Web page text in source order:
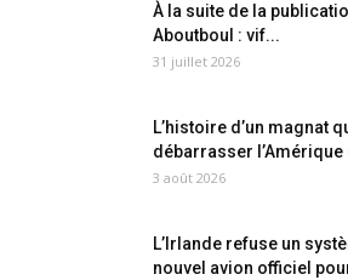
À la suite de la
Aboutboul : vif...
31 juillet 2026
L’histoire d’un magnat
débarrasser
3 août 2026
L’Irlande refuse un
nouvel avion officiel